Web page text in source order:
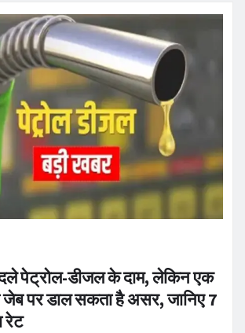
पेट्रोल-डीजल के दाम, लेकिन एक
पर डाल सकता है असर, जानिए 7
रेट